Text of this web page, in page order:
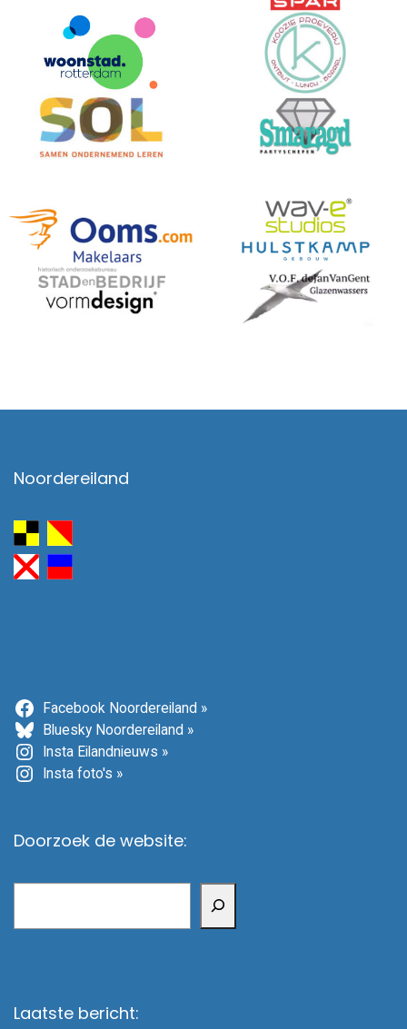
Noordereiland
Facebook Noordereiland »
Bluesky Noordereiland »
Insta Eilandnieuws »
Insta foto's »
Doorzoek de website:
Laatste bericht: